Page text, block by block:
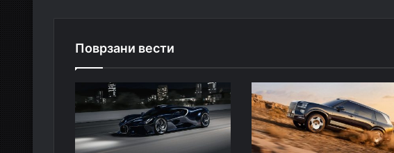
Поврзани вести